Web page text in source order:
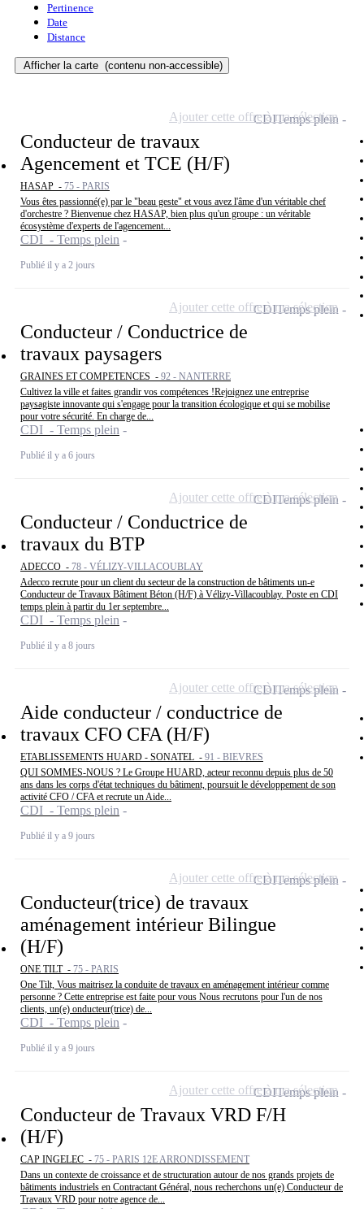
Pertinence
Date
Distance
Afficher la carte (contenu non-accessible)
Conducteur de travaux
Agencement et TCE (H/F)
HASAP - 75 - PARIS
Vous êtes passionné(e) par le "beau geste" et vous avez l'âme d'un véritable chef
d'orchestre ? Bienvenue chez HASAP, bien plus qu'un groupe : un véritable
écosystème d'experts de l'agencement...
CDI - Temps plein
Publié il y a 2 jours
CDITemps plein
Ajouter cette offre à ma sélection
Conducteur / Conductrice de
travaux paysagers
GRAINES ET COMPETENCES - 92 - NANTERRE
Cultivez la ville et faites grandir vos compétences !Rejoignez une entreprise
paysagiste innovante qui s'engage pour la transition écologique et qui se mobilise
pour votre sécurité. En charge de...
CDI - Temps plein
Publié il y a 6 jours
CDITemps plein
Ajouter cette offre à ma sélection
Conducteur / Conductrice de
travaux du BTP
ADECCO - 78 - VÉLIZY-VILLACOUBLAY
Adecco recrute pour un client du secteur de la construction de bâtiments un-e
Conducteur de Travaux Bâtiment Béton (H/F) à Vélizy-Villacoublay. Poste en CDI
temps plein à partir du 1er septembre...
CDI - Temps plein
Publié il y a 8 jours
CDITemps plein
Ajouter cette offre à ma sélection
Aide conducteur / conductrice de
travaux CFO CFA (H/F)
ETABLISSEMENTS HUARD - SONATEL - 91 - BIEVRES
QUI SOMMES-NOUS ? Le Groupe HUARD, acteur reconnu depuis plus de 50
ans dans les corps d'état techniques du bâtiment, poursuit le développement de son
activité CFO / CFA et recrute un Aide...
CDI - Temps plein
Publié il y a 9 jours
CDITemps plein
Ajouter cette offre à ma sélection
Conducteur(trice) de travaux
aménagement intérieur Bilingue
(H/F)
ONE TILT - 75 - PARIS
One Tilt, Vous maitrisez la conduite de travaux en aménagement intérieur comme
personne ? Cette entreprise est faite pour vous Nous recrutons pour l'un de nos
clients, un(e) onducteur(trice) de...
CDI - Temps plein
Publié il y a 9 jours
CDITemps plein
Ajouter cette offre à ma sélection
Conducteur de Travaux VRD F/H
(H/F)
CAP INGELEC - 75 - PARIS 12E ARRONDISSEMENT
Dans un contexte de croissance et de structuration autour de nos grands projets de
bâtiments industriels en Contractant Général, nous recherchons un(e) Conducteur de
Travaux VRD pour notre agence de...
CDITemps plein
Ajouter cette offre à ma sélection